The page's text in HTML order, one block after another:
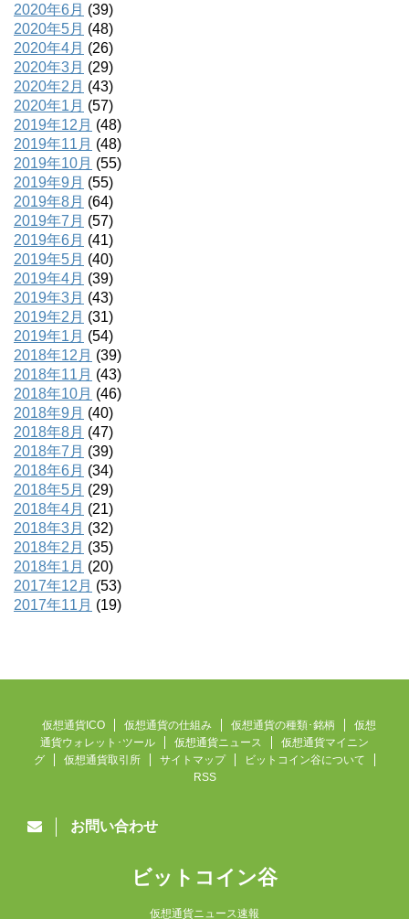
2020年6月 (39)
2020年5月 (48)
2020年4月 (26)
2020年3月 (29)
2020年2月 (43)
2020年1月 (57)
2019年12月 (48)
2019年11月 (48)
2019年10月 (55)
2019年9月 (55)
2019年8月 (64)
2019年7月 (57)
2019年6月 (41)
2019年5月 (40)
2019年4月 (39)
2019年3月 (43)
2019年2月 (31)
2019年1月 (54)
2018年12月 (39)
2018年11月 (43)
2018年10月 (46)
2018年9月 (40)
2018年8月 (47)
2018年7月 (39)
2018年6月 (34)
2018年5月 (29)
2018年4月 (21)
2018年3月 (32)
2018年2月 (35)
2018年1月 (20)
2017年12月 (53)
2017年11月 (19)
仮想通貨ICO 仮想通貨の仕組み 仮想通貨の種類･銘柄
仮想
通貨ウォレット･ツール
仮想通貨ニュース
仮想通貨マイニン
グ
仮想通貨取引所 サイトマップ
ビットコイン谷について
RSS
お問い合わせ
ビットコイン谷
仮想通貨ニュース速報